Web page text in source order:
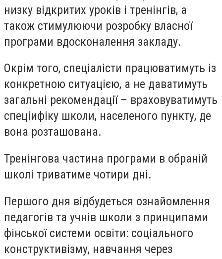
низку відкритих уроків і тренінгів, а
також стимулюючи розробку власної
програми вдосконалення закладу.
Окрім того, спеціалісти працюватимуть із
конкретною ситуацією, а не даватимуть
загальні рекомендації – враховуватимуть
спеціифіку школи, населеного пункту, де
вона розташована.
Тренінгова частина програми в обраній
школі триватиме чотири дні.
Першого дня відбудеться ознайомлення
педагогів та учнів школи з принципами
фінської системи освіти: соціального
конструктивізму, навчання через